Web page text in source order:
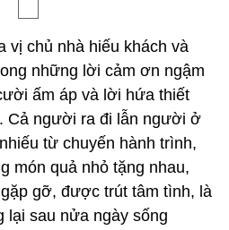
vị chủ nhà hiếu khách và
những lời cảm ơn ngậm
ấm áp và lời hứa thiết
Cả người ra đi lẫn người ở
từ chuyến hành trình,
món quả nhỏ tặng nhau,
gỡ, được trút tâm tình, là
lại sau nửa ngày sống